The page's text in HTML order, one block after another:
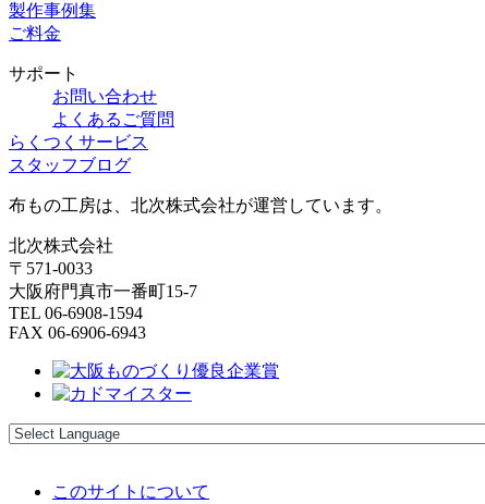
製作事例集
ご料金
サポート
お問い合わせ
よくあるご質問
らくつくサービス
スタッフブログ
布もの工房は、北次株式会社が運営しています。
北次株式会社
〒571-0033
大阪府門真市一番町15-7
TEL 06-6908-1594
FAX 06-6906-6943
このサイトについて